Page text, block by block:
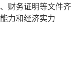
财务证明等文件齐
力和经济实力